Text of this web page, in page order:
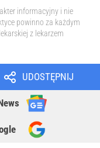
informacyjny i nie
powinno za każdym
z lekarzem
UDOSTĘPNIJ